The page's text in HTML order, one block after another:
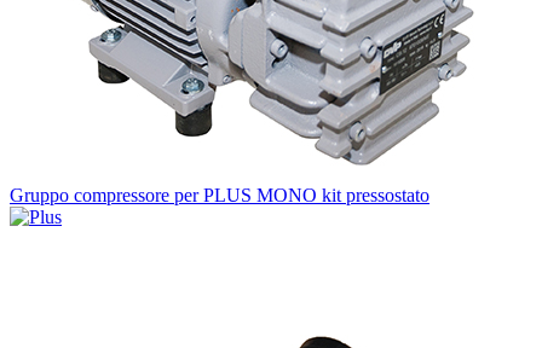
Gruppo compressore per PLUS MONO kit pressostato